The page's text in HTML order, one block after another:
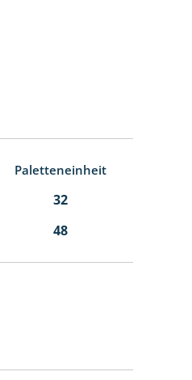
Paletteneinheit
32
48